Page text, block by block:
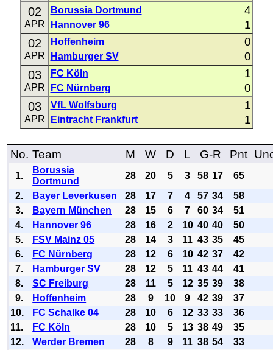
02
APR
Borussia Dortmund 4
Hannover 96 1
02
APR
Hoffenheim 0
Hamburger SV 0
03
APR
FC Köln 1
FC Nürnberg 0
03
APR
VfL Wolfsburg 1
Eintracht Frankfurt 1
No. Team M W D L G-R Pnt
1.
Borussia
Dortmund
28 20 5 3 58 17 65
2.
Bayer Leverkusen 28 17 7 4 57 34 58
3.
Bayern München 28 15 6 7 60 34
51
4.
Hannover 96 28 16 2 10 40 40
50
5.
FSV Mainz 05 28 14 3 11 43 35
45
6.
FC Nürnberg 28 12 6 10 42 37
42
7.
Hamburger SV 28 12 5 11 43 44
41
8.
SC Freiburg 28 11 5 12 35 39
38
9.
Hoffenheim 28 9 10 9 42 39
37
10.
FC Schalke 04 28 10 6 12 33 33
36
11.
FC Köln 28 10 5 13 38 49
35
12.
Werder Bremen 28 8 9 11 38 54
33